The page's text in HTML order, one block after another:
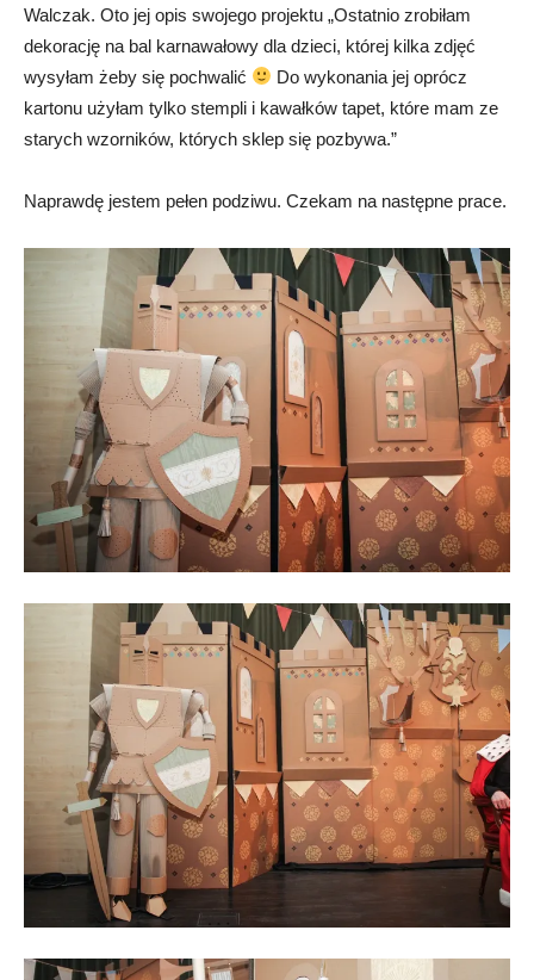
Walczak. Oto jej opis swojego projektu „Ostatnio zrobiłam
dekorację na bal karnawałowy dla dzieci, której kilka zdjęć
wysyłam żeby się pochwalić
Do wykonania jej oprócz
kartonu użyłam tylko stempli i kawałków tapet, które mam ze
starych wzorników, których sklep się pozbywa.”
Naprawdę jestem pełen podziwu. Czekam na następne prace.